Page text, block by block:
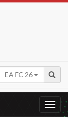
EA FC 26